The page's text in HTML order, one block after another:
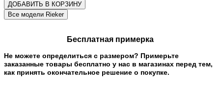
ДОБАВИТЬ В КОРЗИНУ
Бесплатная примерка
Не можете определиться с размером? Примерьте
заказанные товары бесплатно у нас в магазинах перед тем,
как принять окончательное решение о покупке.